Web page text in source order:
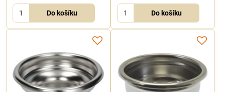
Do košíku Do košíku